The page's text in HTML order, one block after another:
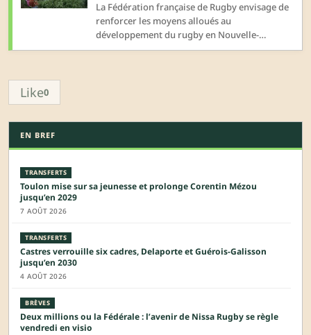
La Fédération française de Rugby envisage de
renforcer les moyens alloués au
développement du rugby en Nouvelle-
Calédonie. Un vivier méconnu mais important
Like0
EN BREF
TRANSFERTS
Toulon mise sur sa jeunesse et prolonge Corentin Mézou
jusqu’en 2029
7 AOÛT 2026
TRANSFERTS
Castres verrouille six cadres, Delaporte et Guérois-Galisson
jusqu’en 2030
4 AOÛT 2026
BRÈVES
Deux millions ou la Fédérale : l’avenir de Nissa Rugby se règle
vendredi en visio